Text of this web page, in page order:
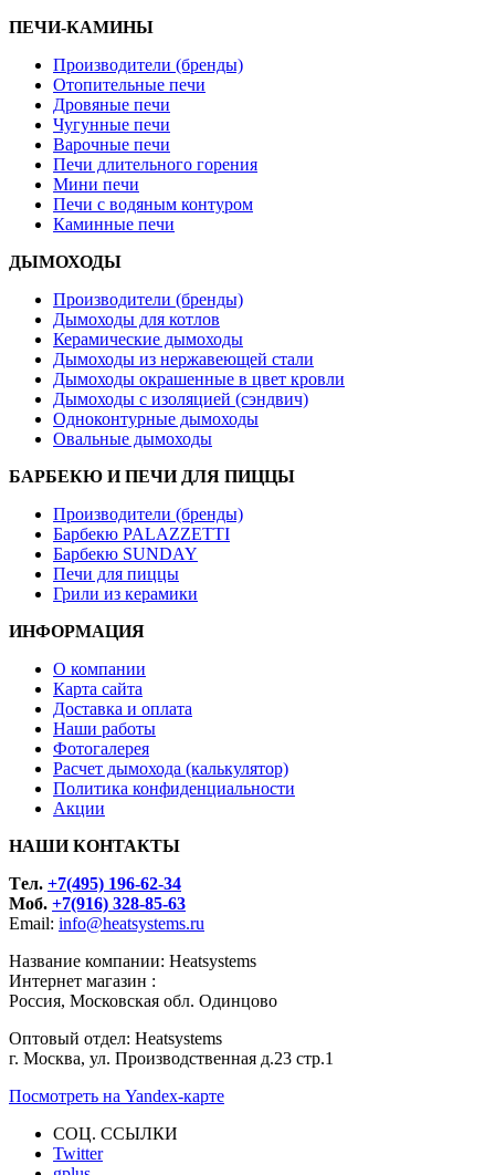
ПЕЧИ-КАМИНЫ
Производители (бренды)
Отопительные печи
Дровяные печи
Чугунные печи
Варочные печи
Печи длительного горения
Мини печи
Печи с водяным контуром
Каминные печи
ДЫМОХОДЫ
Производители (бренды)
Дымоходы для котлов
Керамические дымоходы
Дымоходы из нержавеющей стали
Дымоходы окрашенные в цвет кровли
Дымоходы с изоляцией (сэндвич)
Одноконтурные дымоходы
Овальные дымоходы
БАРБЕКЮ И ПЕЧИ ДЛЯ ПИЦЦЫ
Производители (бренды)
Барбекю PALAZZETTI
Барбекю SUNDAY
Печи для пиццы
Грили из керамики
ИНФОРМАЦИЯ
О компании
Карта сайта
Доставка и оплата
Наши работы
Фотогалерея
Расчет дымохода (калькулятор)
Политика конфиденциальности
Акции
НАШИ КОНТАКТЫ
Tел. +7(495) 196-62-34
Моб. +7(916) 328-85-63
Email: info@heatsystems.ru
Название компании: Heatsystems
Интернет магазин :
Россия, Московская обл. Одинцово
Оптовый отдел: Heatsystems
г. Москва, ул. Производственная д.23 стр.1
Посмотреть на Yandex-карте
СОЦ. ССЫЛКИ
Twitter